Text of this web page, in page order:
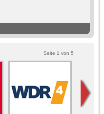
Seite 1 von 5